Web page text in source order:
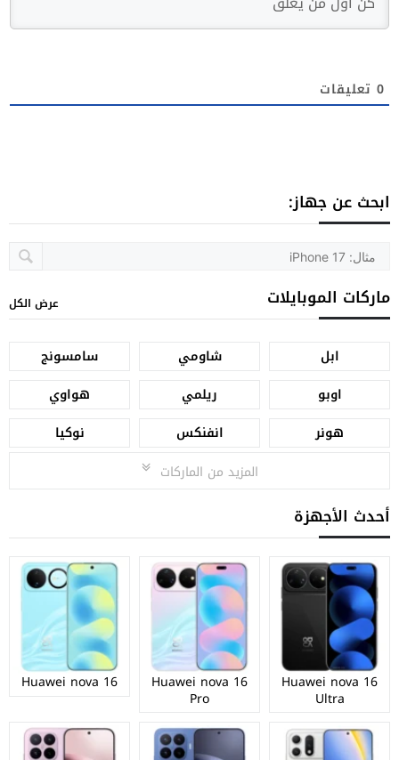
0 تعليقات
ابحث عن جهاز:
ماركات الموبايلات عرض الكل
ابل شاومي
سامسونج
اوبو
ريلمي
هواوي
هونر
انفنكس
نوكيا
المزيد من الماركات
أحدث الأجهزة
Huawei nova 16
Ultra
Huawei nova 16
Pro
Huawei nova 16